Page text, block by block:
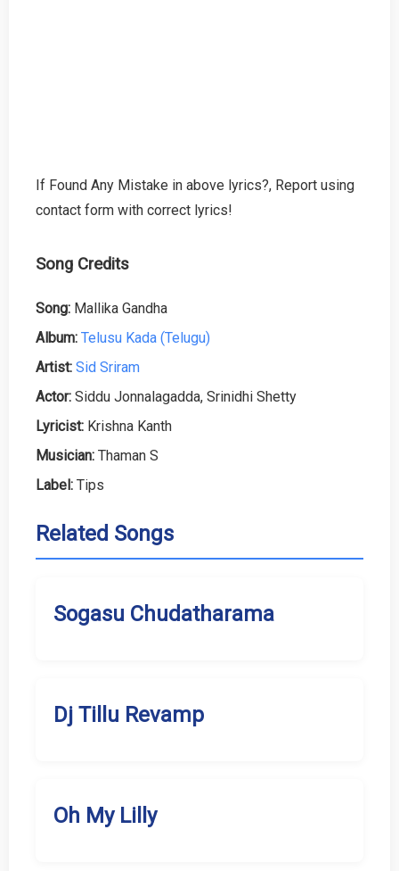
If Found Any Mistake in above lyrics?, Report using
contact form with correct lyrics!
Song Credits
Song: Mallika Gandha
Album: Telusu Kada (Telugu)
Artist: Sid Sriram
Actor: Siddu Jonnalagadda, Srinidhi Shetty
Lyricist: Krishna Kanth
Musician: Thaman S
Label: Tips
Related Songs
Sogasu Chudatharama
Dj Tillu Revamp
Oh My Lilly